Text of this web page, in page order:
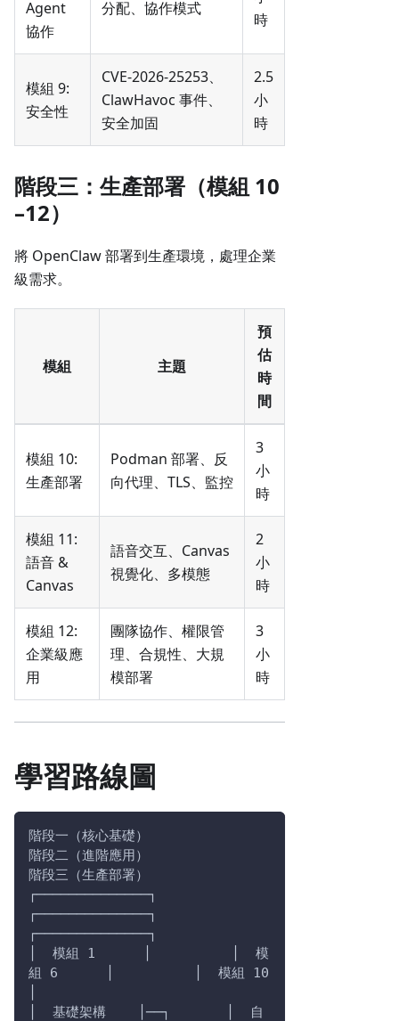
Agent
協作
分配、協作模式
時
模組 9:
安全性
CVE-2026-25253、
ClawHavoc 事件、
安全加固
2.5
小
時
階段三：生產部署（模組 10
–12）
將 OpenClaw 部署到生產環境，處理企業
級需求。
模組 主題
預
估
時
間
模組 10:
生產部署
Podman 部署、反
向代理、TLS、監控
3
小
時
模組 11:
語音 &
Canvas
語音交互、Canvas
視覺化、多模態
2
小
時
模組 12:
企業級應
用
團隊協作、權限管
理、合規性、大規
模部署
3
小
時
學習路線圖
階段一（核心基礎）
階段二（進階應用）
階段三（生產部署）
┌──────────────┐
┌──────────────┐
┌──────────────┐
│  模組 1      │          │  模
組 6      │          │  模組 10
│  基礎架構    │──┐       │  自